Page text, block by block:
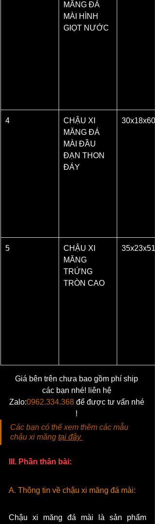
MĂNG ĐÁ
MÀI HÌNH
GIỌT NƯỚC
4
CHẬU XI
MĂNG ĐÁ
MÀI ĐẦU
ĐẠN THON
ĐÁY
30x18x60
5
CHẬU XI
MĂNG
TRỨNG
TRÒN CAO
35x23x51
Giá bên trên chưa bao gồm phí ship
các bạn nhé! liên hệ
Zalo:0962.334.368 để được tư vấn nhé
!
Các bạn có thể xem thêm các mẫu
chậu xi măng tại đây
III. Phần thân bài:
A. Thông tin về chậu xi măng đá mài:
Chậu xi măng đá mài là sản phẩm